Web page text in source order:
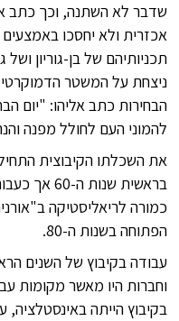
שדבר לא השתנה, וכך כתב
אכזרית ולא יחסכו
תכניותיהם של בן-גוריון
ניצחת על המשטר הדמוקרטי
הבחירות כתב אליהו: "יום
להמוני העם לחולל מפנה
את השכלתו הקיבוצית
בראשית
כמורה לריאליסטיקה
הפתוחה בשנות ה-80.
עבודה בקיבוץ של השנים
וחברות היו מאשר מקומות